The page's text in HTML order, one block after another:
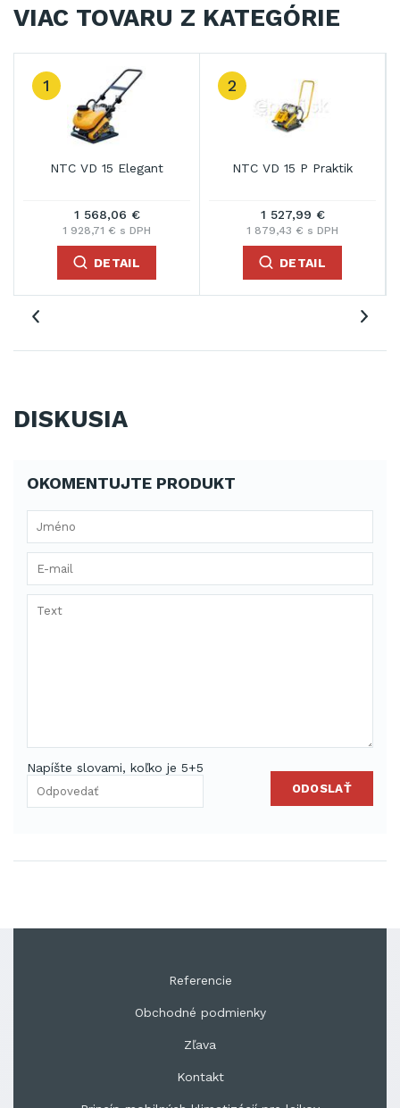
VIAC TOVARU Z KATEGÓRIE
1
NTC VD 15 Elegant
1 568,06 €
1 928,71 € s DPH
DETAIL
2
NTC VD 15 P Praktik
1 527,99 €
1 879,43 € s DPH
DETAIL
DISKUSIA
OKOMENTUJTE PRODUKT
Napíšte slovami, koľko je 5+5
ODOSLAŤ
Referencie
Obchodné podmienky
Zľava
Kontakt